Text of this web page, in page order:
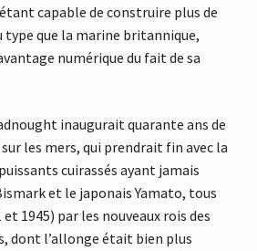
capable de construire plus de
type que la marine britannique,
numérique du fait de sa
inaugurait quarante ans de
les mers, qui prendrait fin avec la
cuirassés ayant jamais
et le japonais Yamato, tous
et 1945) par les nouveaux rois des
dont l’allonge était bien plus